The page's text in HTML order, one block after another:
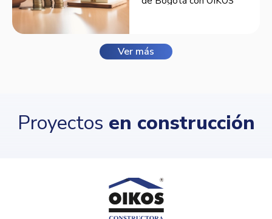
Ver más
Proyectos en construcción